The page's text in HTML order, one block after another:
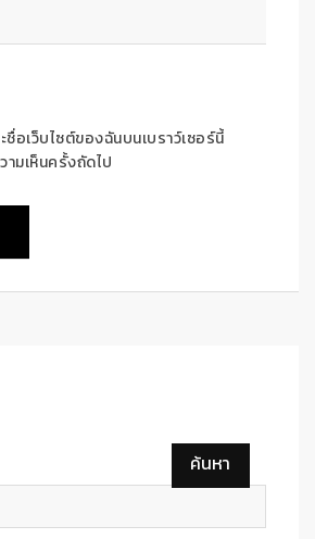
อเว็บไซต์ของฉันบนเบราว์เซอร์นี้
มเห็นครั้งถัดไป
ค้นหา